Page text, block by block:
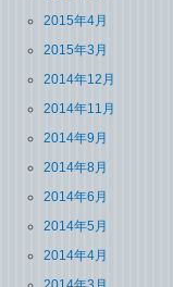
2015年4月
2015年3月
2014年12月
2014年11月
2014年9月
2014年8月
2014年6月
2014年5月
2014年4月